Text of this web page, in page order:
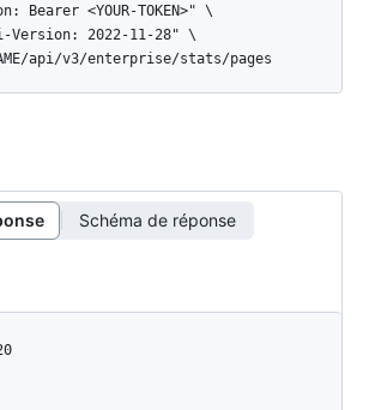
api/v3/enterprise/stats/pages
Schéma de réponse